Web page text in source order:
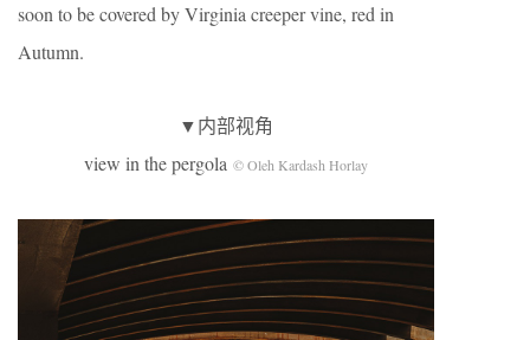
soon to be covered by Virginia creeper vine, red in
Autumn.
▼内部视角
view in the pergola © Oleh Kardash Horlay